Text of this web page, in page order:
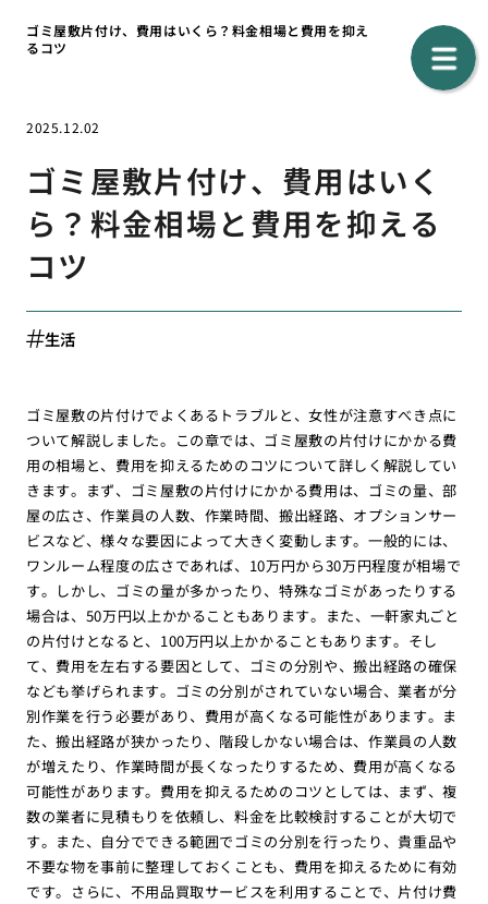
ゴミ屋敷片付け、費用はいくら？料金相場と費用を抑え
るコツ
2025.12.02
ゴミ屋敷片付け、費用はいく
ら？料金相場と費用を抑える
コツ
生活
ゴミ屋敷の片付けでよくあるトラブルと、女性が注意すべき点に
ついて解説しました。この章では、ゴミ屋敷の片付けにかかる費
用の相場と、費用を抑えるためのコツについて詳しく解説してい
きます。まず、ゴミ屋敷の片付けにかかる費用は、ゴミの量、部
屋の広さ、作業員の人数、作業時間、搬出経路、オプションサー
ビスなど、様々な要因によって大きく変動します。一般的には、
ワンルーム程度の広さであれば、10万円から30万円程度が相場で
す。しかし、ゴミの量が多かったり、特殊なゴミがあったりする
場合は、50万円以上かかることもあります。また、一軒家丸ごと
の片付けとなると、100万円以上かかることもあります。そし
て、費用を左右する要因として、ゴミの分別や、搬出経路の確保
なども挙げられます。ゴミの分別がされていない場合、業者が分
別作業を行う必要があり、費用が高くなる可能性があります。ま
た、搬出経路が狭かったり、階段しかない場合は、作業員の人数
が増えたり、作業時間が長くなったりするため、費用が高くなる
可能性があります。費用を抑えるためのコツとしては、まず、複
数の業者に見積もりを依頼し、料金を比較検討することが大切で
す。また、自分でできる範囲でゴミの分別を行ったり、貴重品や
不要な物を事前に整理しておくことも、費用を抑えるために有効
です。さらに、不用品買取サービスを利用することで、片付け費